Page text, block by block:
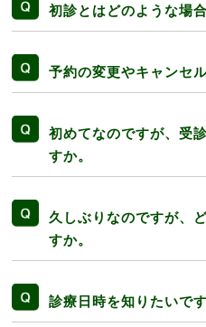
初診とはどのような場
予約の変更やキャンセ
初めてなのですが、受
すか。
久しぶりなのですが、
すか。
診療日時を知りたいです